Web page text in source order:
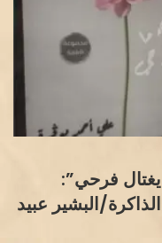
فرحي”:
البشير عبيد